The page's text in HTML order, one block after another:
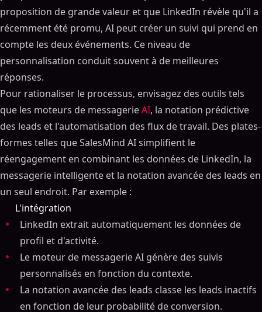
proposition de grande valeur et que LinkedIn révèle qu'il a
récemment été promu, AI peut créer un suivi qui prend en
compte les deux événements. Ce niveau de
personnalisation conduit souvent à de meilleures
réponses.
Pour rationaliser le processus, envisagez des outils tels
que les moteurs de messagerieAI, la notation prédictive
des leads et l'automatisation des flux de travail. Des plates-
formes telles que SalesMind AI simplifient le
réengagement en combinant les données de LinkedIn, la
messagerie intelligente et la notation avancée des leads en
un seul endroit. Par exemple :
L'intégration
LinkedIn extrait automatiquement les données de
profil et d'activité.
Le moteur de messagerie AI génère des suivis
personnalisés en fonction du contexte.
La notation avancée des leads classe les leads inactifs
en fonction de leur probabilité de conversion.